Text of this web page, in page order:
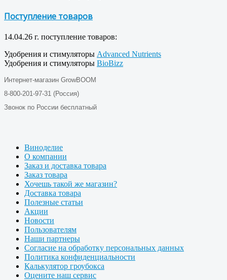
Поступление товаров
14.04.26 г. поступление товаров:
Удобрения и стимуляторы Advanced Nutrients
Удобрения и стимуляторы BioBizz
Интернет-магазин GrowBOOM
8-800-201-97-31 (Россия)
Звонок по России бесплатный
Виноделие
О компании
Заказ и доставка товара
Заказ товара
Хочешь такой же магазин?
Доставка товара
Полезные статьи
Акции
Новости
Пользователям
Наши партнеры
Согласие на обработку персональных данных
Политика конфиденциальности
Калькулятор гроубокса
Оцените наш сервис